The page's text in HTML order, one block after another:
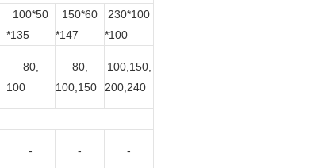
100*50
*135
150*60
*147
230*100
*100
80,
100
80,
100,150
100,150,
200,240
- - -